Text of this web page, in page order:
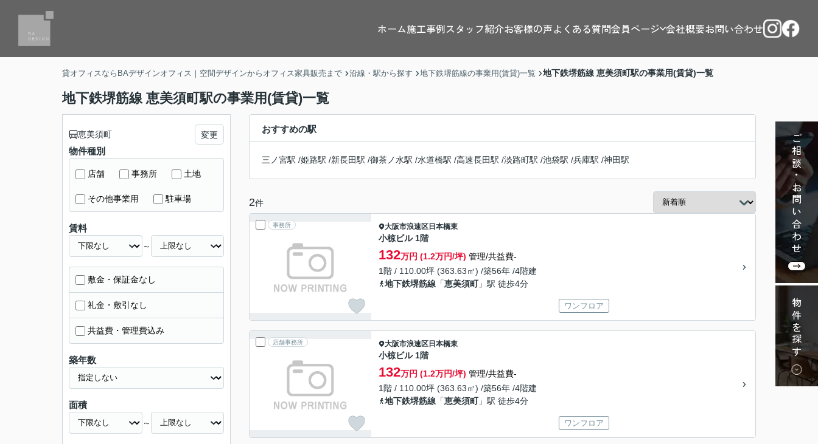
ホーム施工事例スタッフ紹介お客様の声よくある質問会員ページ 会社概要お問い合わせ
ご相談・お問い合わせ
物件を探す
貸オフィスならBAデザインオフィス｜空間デザインからオフィス家具販売まで 沿線・駅から探す 地下鉄堺筋線の事業用(賃貸)一覧 地下鉄堺筋線 恵美須町駅の事業用(賃貸)一覧
地下鉄堺筋線 恵美須町駅の事業用(賃貸)一覧
おすすめの駅
三ノ宮駅 /姫路駅 /新長田駅 /御茶ノ水駅 /水道橋駅 /高速長田駅 /淡路町駅 /池袋駅 /兵庫駅 /神田駅
2件
事務所 大阪市浪速区 日本橋東
小椋ビル 1階
132万円 (1.2万円/坪) 管理/共益費-
1階 / 110.00坪 (363.63㎡) /築56年 /4階建
地下鉄堺筋線 「恵美須町」駅 徒歩4分
ワンフロア
店舗事務所 大阪市浪速区 日本橋東
小椋ビル 1階
132万円 (1.2万円/坪) 管理/共益費-
1階 / 110.00坪 (363.63㎡) /築56年 /4階建
地下鉄堺筋線 「恵美須町」駅 徒歩4分
ワンフロア
恵美須町 変更
物件種別
店舗 事務所 土地
その他事業用 駐車場
賃料
～
敷金・保証金なし
礼金・敷引なし
共益費・管理費込み
築年数
面積
～